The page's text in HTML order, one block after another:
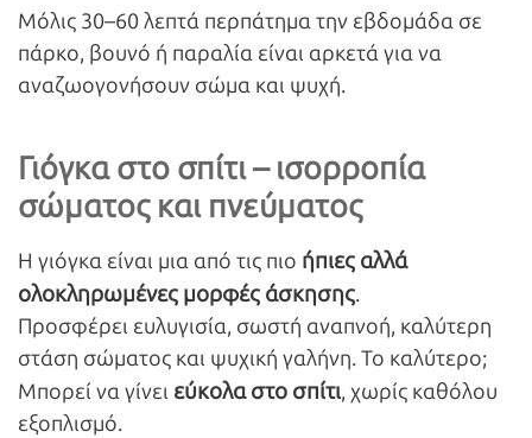
Μόλις 30–60 λεπτά περπάτημα την εβδομάδα σε
πάρκο, βουνό ή παραλία είναι αρκετά για να
αναζωογονήσουν σώμα και ψυχή.
Γιόγκα στο σπίτι – ισορροπία
σώματος και πνεύματος
Η γιόγκα είναι μια από τις πιο ήπιες αλλά
ολοκληρωμένες μορφές άσκησης.
Προσφέρει ευλυγισία, σωστή αναπνοή, καλύτερη
στάση σώματος και ψυχική γαλήνη. Το καλύτερο;
Μπορεί να γίνει εύκολα στο σπίτι, χωρίς καθόλου
εξοπλισμό.